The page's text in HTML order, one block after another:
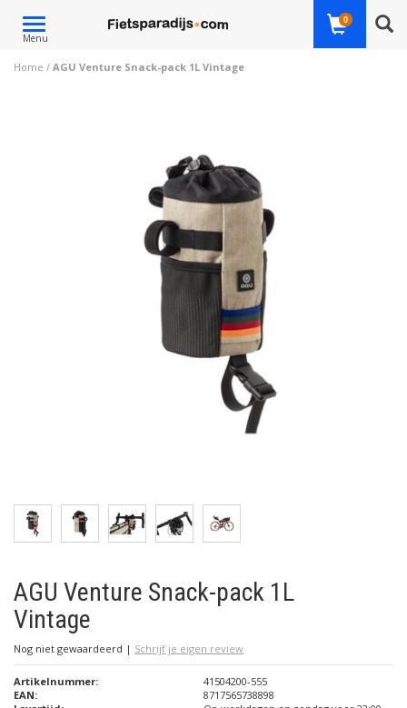
Toggle
navigation
Menu
0
Home / AGU Venture Snack-pack 1L Vintage
AGU Venture Snack-pack 1L
Vintage
Nog niet gewaardeerd | Schrijf je eigen review
Artikelnummer:
41504200-555
EAN:
8717565738898